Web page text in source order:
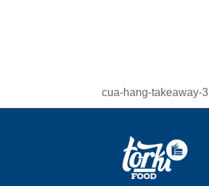
cua-hang-takeaway-3